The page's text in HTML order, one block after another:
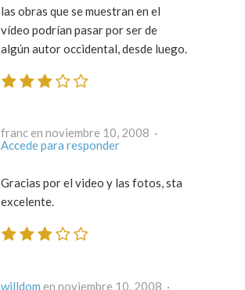
las obras que se muestran en el
vídeo podrían pasar por ser de
algún autor occidental, desde luego.
franc en noviembre 10, 2008 ·
Accede para responder
Gracias por el video y las fotos, sta
excelente.
willdom
en noviembre 10, 2008 ·